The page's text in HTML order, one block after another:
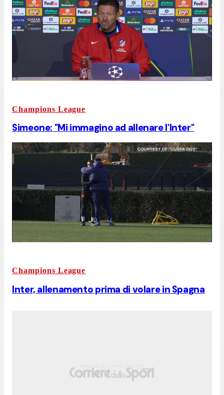
Champions League
Simeone: "Mi immagino ad allenare l'Inter"
Champions League
Inter, allenamento prima di volare in Spagna